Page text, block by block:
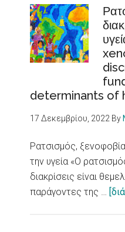
Φωνές
Νέων
για
για
τη
determinants of
17 Δεκεμβρίου, 2022 By
Ρατσισμός,
την υγεία «Ο
διακρίσεις είναι
παράγοντες της …